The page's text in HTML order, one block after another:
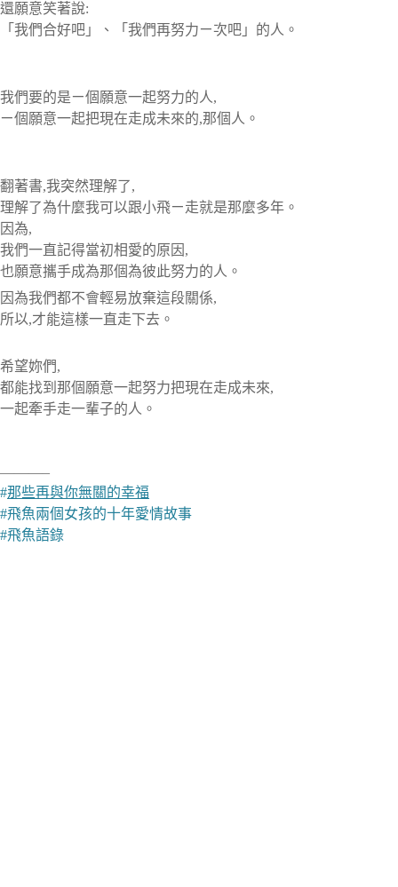
還願意笑著說:
「我們合好吧」、「我們再努力ㄧ次吧」的人。
我們要的是ㄧ個願意一起努力的人,
ㄧ個願意一起把現在走成未來的,那個人。
翻著書,我突然理解了,
理解了為什麼我可以跟小飛ㄧ走就是那麼多年。
因為,
我們一直記得當初相愛的原因,
也願意攜手成為那個為彼此努力的人。
因為我們都不會輕易放棄這段關係,
所以,才能這樣一直走下去。
希望妳們,
都能找到那個願意一起努力把現在走成未來,
一起牽手走一輩子的人。
———–
#那些再與你無關的幸福
#飛魚兩個女孩的十年愛情故事
#飛魚語錄